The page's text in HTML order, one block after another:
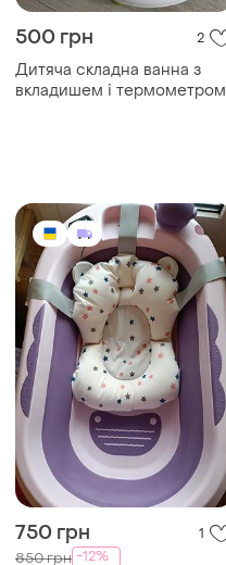
500 грн 2
Дитяча складна ванна з
вкладишем і термометром
750 грн 1
850 грн -12%